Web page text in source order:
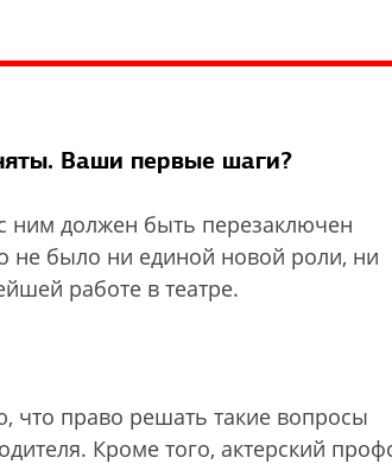
Ваши первые шаги?
ним должен быть перезаключен
не было ни единой новой роли, ни
работе в театре.
что право решать такие вопросы
Кроме того, актерский